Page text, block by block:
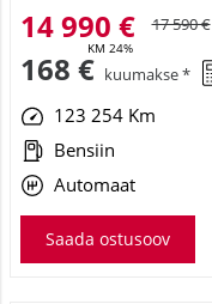
14 990 €
KM 24%
17 590 €
168 € kuumakse *
123 254 Km
Bensiin
Automaat
Saada ostusoov